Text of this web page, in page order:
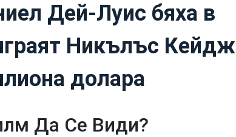
Дей-Луис бяха в
Никълъс Кейдж
долара
Да Се Види?